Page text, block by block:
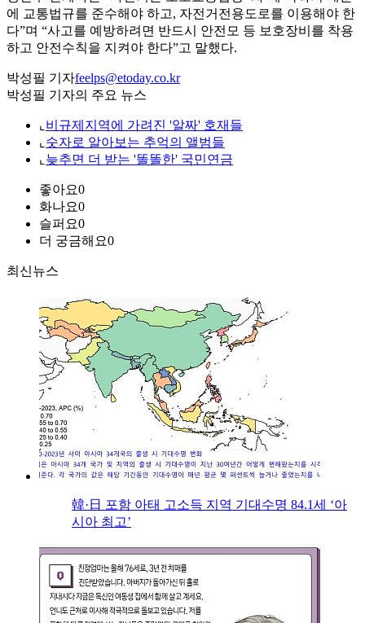
에 교통법규를 준수해야 하고, 자전거전용도로를 이용해야 한
다”며 “사고를 예방하려면 반드시 안전모 등 보호장비를 착용
하고 안전수칙을 지켜야 한다”고 말했다.
박성필 기자feelps@etoday.co.kr
박성필 기자의 주요 뉴스
⌞ 비규제지역에 가려진 '알짜' 호재들
⌞ 숫자로 알아보는 추억의 앨범들
⌞ 늦추면 더 받는 '똘똘한' 국민연금
좋아요0
화나요0
슬퍼요0
더 궁금해요0
최신뉴스
韓·日 포함 아태 고소득 지역 기대수명 84.1세 ‘아
시아 최고’